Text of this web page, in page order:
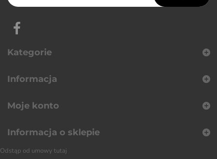
Kategorie
Informacja
Moje konto
Informacja o sklepie
Odstąp od umowy tutaj